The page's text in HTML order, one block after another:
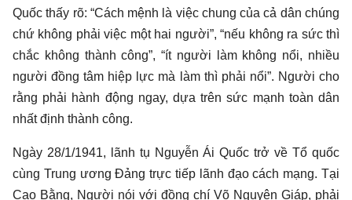
Quốc thấy rõ: “Cách mệnh là việc chung của cả dân chúng
chứ không phải việc một hai người”, “nếu không ra sức thì
chắc không thành công”, “ít người làm không nổi, nhiều
người đồng tâm hiệp lực mà làm thì phải nổi”. Người cho
rằng phải hành động ngay, dựa trên sức mạnh toàn dân
nhất định thành công.
Ngày 28/1/1941, lãnh tụ Nguyễn Ái Quốc trở về Tổ quốc
cùng Trung ương Đảng trực tiếp lãnh đạo cách mạng. Tại
Cao Bằng, Người nói với đồng chí Võ Nguyên Giáp, phải